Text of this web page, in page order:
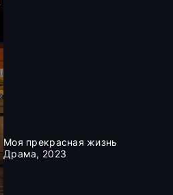
Моя прекрасная жизнь
Драма, 2023